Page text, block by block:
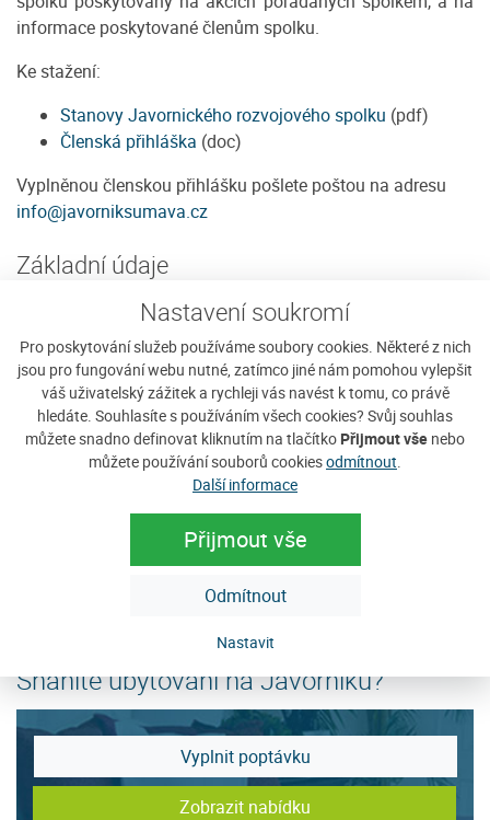
Nastavení soukromí
Pro poskytování služeb používáme soubory cookies. Některé z nich
jsou pro fungování webu nutné, zatímco jiné nám pomohou vylepšit
váš uživatelský zážitek a rychleji vás navést k tomu, co právě
hledáte. Souhlasíte s používáním všech cookies? Svůj souhlas
můžete snadno definovat kliknutím na tlačítko Přijmout vše nebo
můžete používání souborů cookiesodmítnout
Další informace
Přijmout vše
Odmítnout
Nastavit
informace poskytované členům spolku.
Ke stažení:
Stanovy Javornického rozvojového spolku (pdf)
Členská přihláška (doc)
Vyplněnou členskou přihlášku pošlete poštou na adresu
info@javorniksumava.cz
Základní údaje
rozvojový spolek
sídlo: Javorník
42, 384 73
Vacov
IČ: 22666061
Č. účtu: 257377188 / 0300 (ČSOB, a.s.)
info@javorniksumava.cz
www.javorniksumava.cz
Datová schránka: cyuekbm
Sháníte ubytování na Javorníku?
Vyplnit poptávku
Zobrazit nabídku